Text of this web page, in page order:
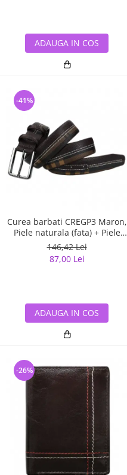
ADAUGA IN COS
Curea barbati CREGP3 Maron,
Piele naturala (fata) + Piele
ecologica (spate)
146,42 Lei
87,00 Lei
-41%
ADAUGA IN COS
-26%